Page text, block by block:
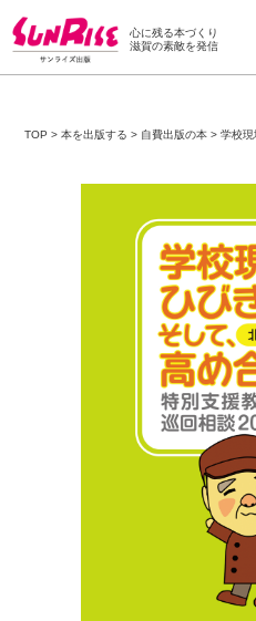
心に残る本づくり
滋賀の素敵を発信
TOP >本を出版する > 自費出版の本 >学校現